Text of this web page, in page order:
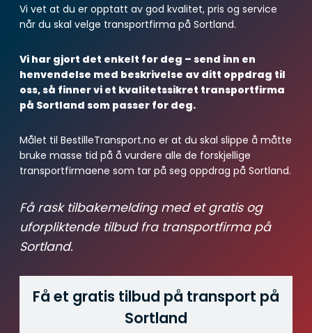
Vi vet at du er opptatt av god kvalitet, pris og service
når du skal velge transportfirma på Sortland.
Vi har gjort det enkelt for deg – send inn en
henvendelse med beskrivelse av ditt oppdrag til
oss, så finner vi et kvalitetssikret transportfirma
på Sortland som passer for deg.
Målet til BestilleTransport.no er at du skal slippe å måtte
bruke masse tid på å vurdere alle de forskjellige
transportfirmaene som tar på seg oppdrag på Sortland.
Få rask tilbakemelding med et gratis og
uforpliktende tilbud fra transportfirma på
Sortland.
Få et gratis tilbud på transport på
Sortland